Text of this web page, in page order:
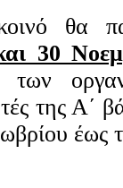
θα
30
της Α΄
έως